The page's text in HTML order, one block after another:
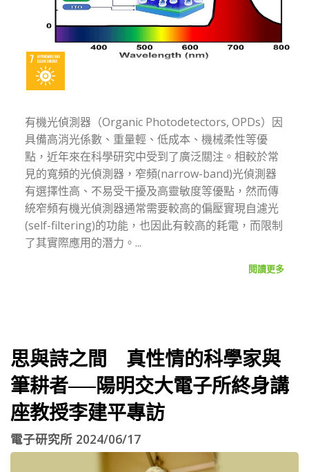
有機光偵測器（Organic Photodetectors, OPDs）因
具備高消光係數、重量輕、低成本、機械柔性等優
點，近年來在科學研究中受到了廣泛關注。相較於常
見的寬頻的光偵測器，窄頻(narrow-band)光偵測器
有選擇性高、不易受干擾及高靈敏度等優點，然而傳
統窄頻有機光偵測器通常需要較高的偏壓實現自濾光
(self-filtering)的功能，也因此有較高的耗電，而限制
了其實際應用的潛力。...
閱讀更多
思與詩之間 真性情的科學家與
筆耕者──陽明交大電子所終身講
座教授李建平專訪
電子研究所 2024/06/17